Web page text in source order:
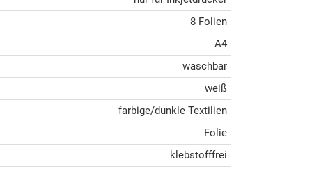
8 Folien
A4
waschbar
weiß
farbige/dunkle Textilien
Folie
klebstofffrei